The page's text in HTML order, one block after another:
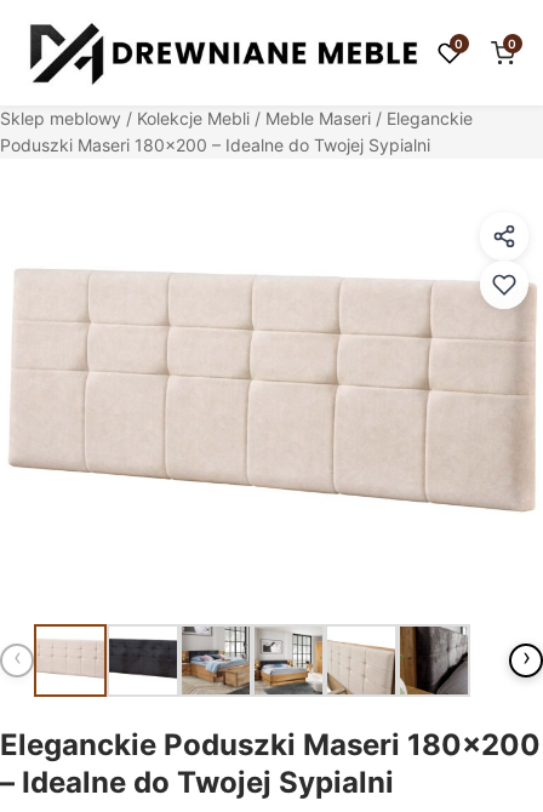
0 0
Sklep meblowy / Kolekcje Mebli / Meble Maseri / Eleganckie
Poduszki Maseri 180×200 – Idealne do Twojej Sypialni
‹ ›
Eleganckie Poduszki Maseri 180×200
– Idealne do Twojej Sypialni